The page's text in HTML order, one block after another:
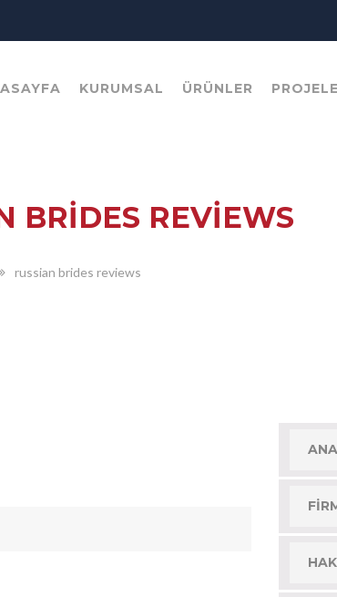
KURUMSAL ÜRÜNLER
BRIDES REVIEWS
russian brides reviews